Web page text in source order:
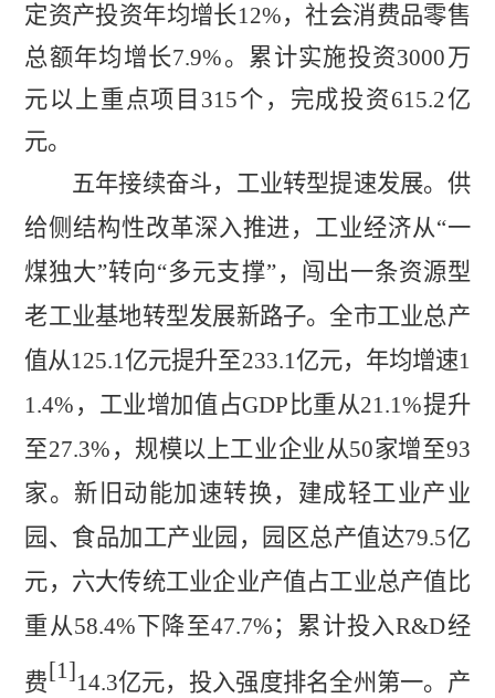
定资产投资年均增长12%，社会消费品零售
总额年均增长7.9%。累计实施投资3000万
元以上重点项目 315个，完成投资615.2亿
元。
五年接续奋斗，工业转型提速发展。 供
给侧结构性改革深入推进，工业经济从“一
煤独大”转向“多元支撑”，
闯出一条资源型
老工业基地转型发展新路子。全市工业总产
值从125.1亿元提升至233.1亿元，年均增速1
1.4% ，工业增加值占GDP 比重从21.1%提升
至27.3% ，规模以上工业企业从50家增至93
家。新旧动能加速转换，建成轻工业产业
园、食品加工产业园，园区总产值达79.5亿
元，六大传统工业企业产值占工业总产值比
重从58.4%下降至47.7%；累计投入R&D经
费[1]14.3亿元，投入强度排名全州第一。产